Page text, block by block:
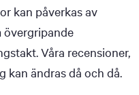
kan påverkas av
övergripande
Våra recensioner,
kan ändras då och då.